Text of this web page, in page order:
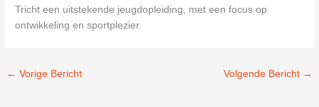
Tricht een uitstekende jeugdopleiding, met een focus op
ontwikkeling en sportplezier.
← Vorige Bericht Volgende Bericht →